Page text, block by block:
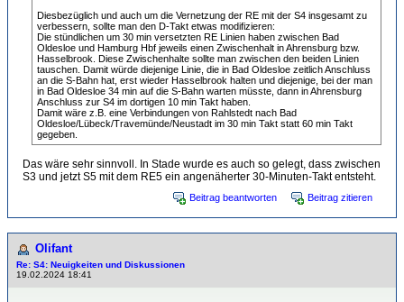
Diesbezüglich und auch um die Vernetzung der RE mit der S4 insgesamt zu
verbessern, sollte man den D-Takt etwas modifizieren:
Die stündlichen um 30 min versetzten RE Linien haben zwischen Bad
Oldesloe und Hamburg Hbf jeweils einen Zwischenhalt in Ahrensburg bzw.
Hasselbrook. Diese Zwischenhalte sollte man zwischen den beiden Linien
tauschen. Damit würde diejenige Linie, die in Bad Oldesloe zeitlich Anschluss
an die S-Bahn hat, erst wieder Hasselbrook halten und diejenige, bei der man
in Bad Oldesloe 34 min auf die S-Bahn warten müsste, dann in Ahrensburg
Anschluss zur S4 im dortigen 10 min Takt haben.
Damit wäre z.B. eine Verbindungen von Rahlstedt nach Bad
Oldesloe/Lübeck/Travemünde/Neustadt im 30 min Takt statt 60 min Takt
gegeben.
Das wäre sehr sinnvoll. In Stade wurde es auch so gelegt, dass zwischen
S3 und jetzt S5 mit dem RE5 ein angenäherter 30-Minuten-Takt entsteht.
Beitrag beantworten Beitrag zitieren
Olifant
Re: S4: Neuigkeiten und Diskussionen
19.02.2024 18:41